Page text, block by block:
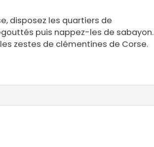
disposez les quartiers de
puis nappez-les de sabayon.
zestes de clémentines de Corse.